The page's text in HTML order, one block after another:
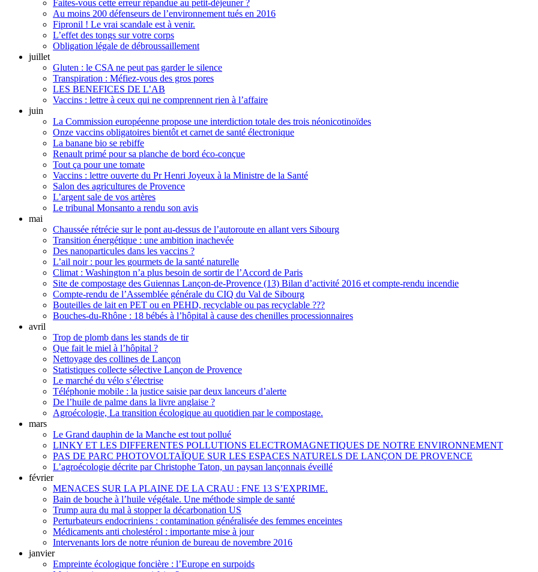
Faites-vous cette erreur répandue au petit-déjeuner ?
Au moins 200 défenseurs de l’environnement tués en 2016
Fipronil ! Le vrai scandale est à venir.
L’effet des tongs sur votre corps
Obligation légale de débroussaillement
juillet
Gluten : le CSA ne peut pas garder le silence
Transpiration : Méfiez-vous des gros pores
LES BENEFICES DE L’AB
Vaccins : lettre à ceux qui ne comprennent rien à l’affaire
juin
La Commission européenne propose une interdiction totale des trois néonicotinoïdes
Onze vaccins obligatoires bientôt et carnet de santé électronique
La banane bio se rebiffe
Renault primé pour sa planche de bord éco-conçue
Tout ça pour une tomate
Vaccins : lettre ouverte du Pr Henri Joyeux à la Ministre de la Santé
Salon des agricultures de Provence
L’argent sale de vos artères
Le tribunal Monsanto a rendu son avis
mai
Chaussée rétrécie sur le pont au-dessus de l’autoroute en allant vers Sibourg
Transition énergétique : une ambition inachevée
Des nanoparticules dans les vaccins ?
L’ail noir : pour les gourmets de la santé naturelle
Climat : Washington n’a plus besoin de sortir de l’Accord de Paris
Site de compostage des Guiennas Lançon-de-Provence (13) Bilan d’activité 2016 et compte-rendu incendie
Compte-rendu de l’Assemblée générale du CIQ du Val de Sibourg
Bouteilles de lait en PET ou en PEHD, recyclable ou pas recyclable ???
Bouches-du-Rhône : 18 bébés à l’hôpital à cause des chenilles processionnaires
avril
Trop de plomb dans les stands de tir
Que fait le miel à l’hôpital ?
Nettoyage des collines de Lançon
Statistiques collecte sélective Lançon de Provence
Le marché du vélo s’électrise
Téléphonie mobile : la justice saisie par deux lanceurs d’alerte
De l’huile de palme dans la livre anglaise ?
Agroécologie, La transition écologique au quotidien par le compostage.
mars
Le Grand dauphin de la Manche est tout pollué
LINKY ET LES DIFFERENTES POLLUTIONS ELECTROMAGNETIQUES DE NOTRE ENVIRONNEMENT
PAS DE PARC PHOTOVOLTAÏQUE SUR LES ESPACES NATURELS DE LANÇON DE PROVENCE
L’agroécologie décrite par Christophe Taton, un paysan lançonnais éveillé
février
MENACES SUR LA PLAINE DE LA CRAU : FNE 13 S’EXPRIME.
Bain de bouche à l’huile végétale. Une méthode simple de santé
Trump aura du mal à stopper la décarbonation US
Perturbateurs endocriniens : contamination généralisée des femmes enceintes
Médicaments anti cholestérol : importante mise à jour
Intervenants lors de notre réunion de bureau de novembre 2016
janvier
Empreinte écologique foncière : l’Europe en surpoids